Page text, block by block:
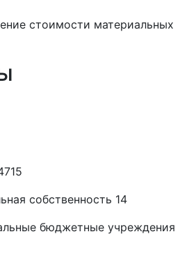
стоимости материальных
собственность 14
бюджетные учреждения